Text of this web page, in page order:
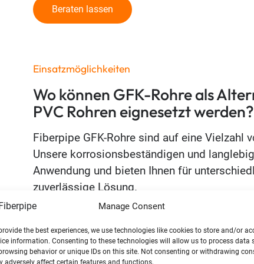
Manage Consent
the best experiences, we use technologies like cookies to store and/or
information. Consenting to these technologies will allow us to process data
behavior or unique IDs on this site. Not consenting or withdrawing
adversely affect certain features and functions.
Beraten lassen
Einsatzmöglichkeiten
Wo können GFK-Rohre als
PVC Rohren eignesetzt werden?
Fiberpipe GFK-Rohre sind auf eine Vielzahl
Unsere korrosionsbeständigen und
Anwendung und bieten Ihnen für
zuverlässige Lösung.
Chemische Industrie